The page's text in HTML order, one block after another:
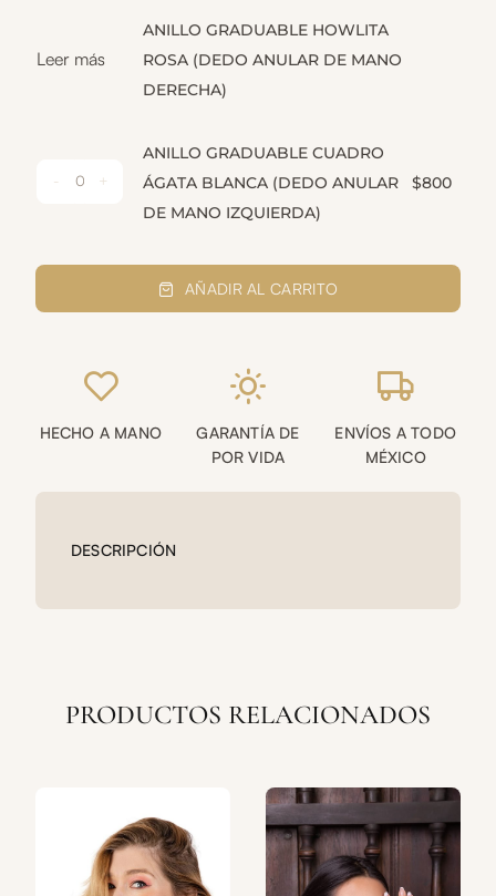
DERECHA)
CANTIDAD
IZQUIERDA)
CANTIDAD
Leer más
ANILLO GRADUABLE HOWLITA
ROSA (DEDO ANULAR DE MANO
DERECHA)
ANILLO
GRADUABLE
ÁGATA
DE
MANO
ANILLO GRADUABLE CUADRO
ÁGATA BLANCA (DEDO ANULAR
DE MANO IZQUIERDA)
$800
AÑADIR AL CARRITO
HECHO A MANO
GARANTÍA DE
POR VIDA
ENVÍOS A TODO
MÉXICO
DESCRIPCIÓN
PRODUCTOS RELACIONADOS